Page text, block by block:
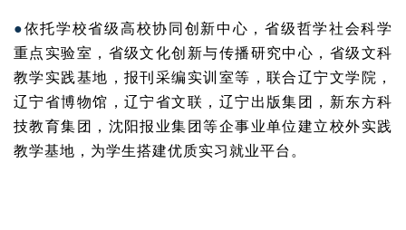
●依托学校省级高校协同创新中心，省级哲学社会科学
重点实验室，省级文化创新与传播研究中心，省级文科
教学实践基地，报刊采编实训室等，联合辽宁文学院，
辽宁省博物馆，辽宁省文联，辽宁出版集团，新东方科
技教育集团，沈阳报业集团等企事业单位建立校外实践
教学基地，为学生搭建优质实习就业平台。